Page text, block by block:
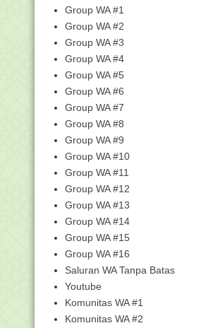
Pengumuman Pendaftaran
Anggota KPU Kab/Kota ...
Undangan Silaturrahmi
Kantor Kemena...
Tanggal Penting untuk
Madrasah Ibtidaiyah ...
MAN 5 HSU Fasilitasi Siswa
SNMPTN
Seleksi SGI Master Teacher,
Komitmen Guru hulu...
Usai Tolak Perayaan
STIA Amun...
Bagus, Harumkan MAN 3
Kancah Internasional
DOWNLOAD FILE
TABLIGH AKBAR bersama
KH.MUHAMMAD
B...
PTT Bisa Diberhentikan
Calon Anggota PPS Pemilu
Tahun 2019 Kab. ...
Group WA #1
Group WA #2
Group WA #3
Group WA #4
Group WA #5
Group WA #6
Group WA #7
Group WA #8
Group WA #9
Group WA #10
Group WA #11
Group WA #12
Group WA #13
Group WA #14
Group WA #15
Group WA #16
Saluran WA Tanpa Batas
Youtube
Komunitas WA #1
Komunitas WA #2